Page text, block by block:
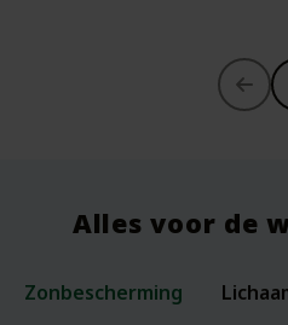
Alles voor de
Zonbescherming